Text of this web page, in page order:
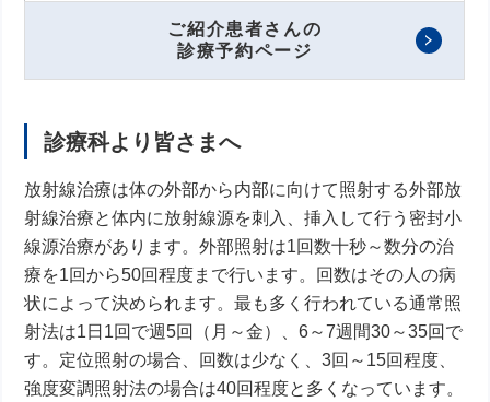
ご紹介患者さんの
診療予約ページ
診療科より皆さまへ
放射線治療は体の外部から内部に向けて照射する外部放
射線治療と体内に放射線源を刺入、挿入して行う密封小
線源治療があります。外部照射は1回数十秒～数分の治
療を1回から50回程度まで行います。回数はその人の病
状によって決められます。最も多く行われている通常照
射法は1日1回で週5回（月～金）、6～7週間30～35回で
す。定位照射の場合、回数は少なく、3回～15回程度、
強度変調照射法の場合は40回程度と多くなっています。